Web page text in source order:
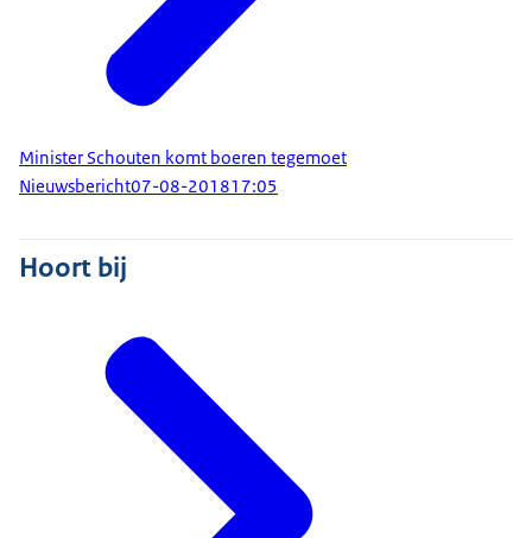
Minister Schouten komt boeren tegemoet
Nieuwsbericht07-08-201817:05
Hoort bij